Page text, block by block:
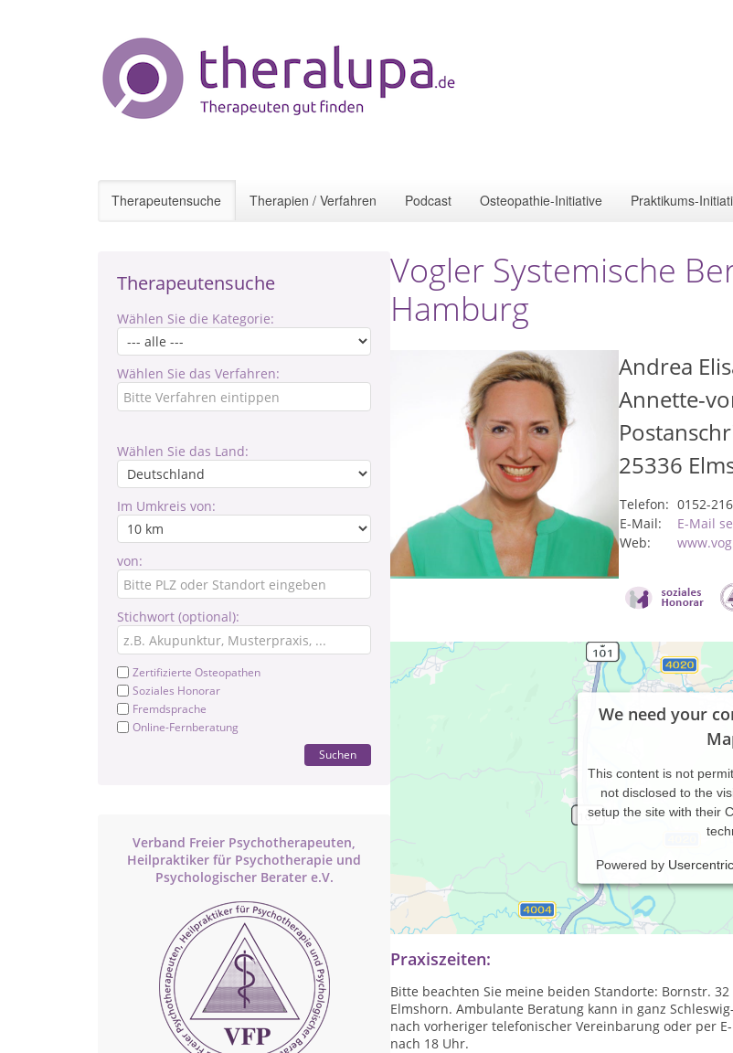
Therapeutensuche Therapien / Verfahren Podcast Osteopathie-Initiative Praktikums-
Therapeutensuche
Wählen Sie die Kategorie:
Wählen Sie das Verfahren:
Wählen Sie das Land:
Im Umkreis von:
von:
Stichwort (optional):
Zertifizierte Osteopathen
Soziales Honorar
Fremdsprache
Online-Fernberatung
Suchen
Verband Freier Psychotherapeuten,
Heilpraktiker für Psychotherapie und
Psychologischer Berater e.V.
Vogler Systemische
Hamburg
Andrea
Annette-
25336
Telefon: 0152-
E-Mail:
E-Mail
Web:
We need your
This content is not
not disclosed to the
setup the site with their
Powered by
Systemisch-Integrative Einzel-, Paar- und
Elterntraining, Gesprächskreise und Seminare zu
Praxiszeiten:
Bitte beachten Sie meine beiden Standorte: Bornstr.
Elmshorn. Ambulante Beratung kann in ganz
nach vorheriger telefonischer Vereinbarung oder per
nach 18 Uhr.